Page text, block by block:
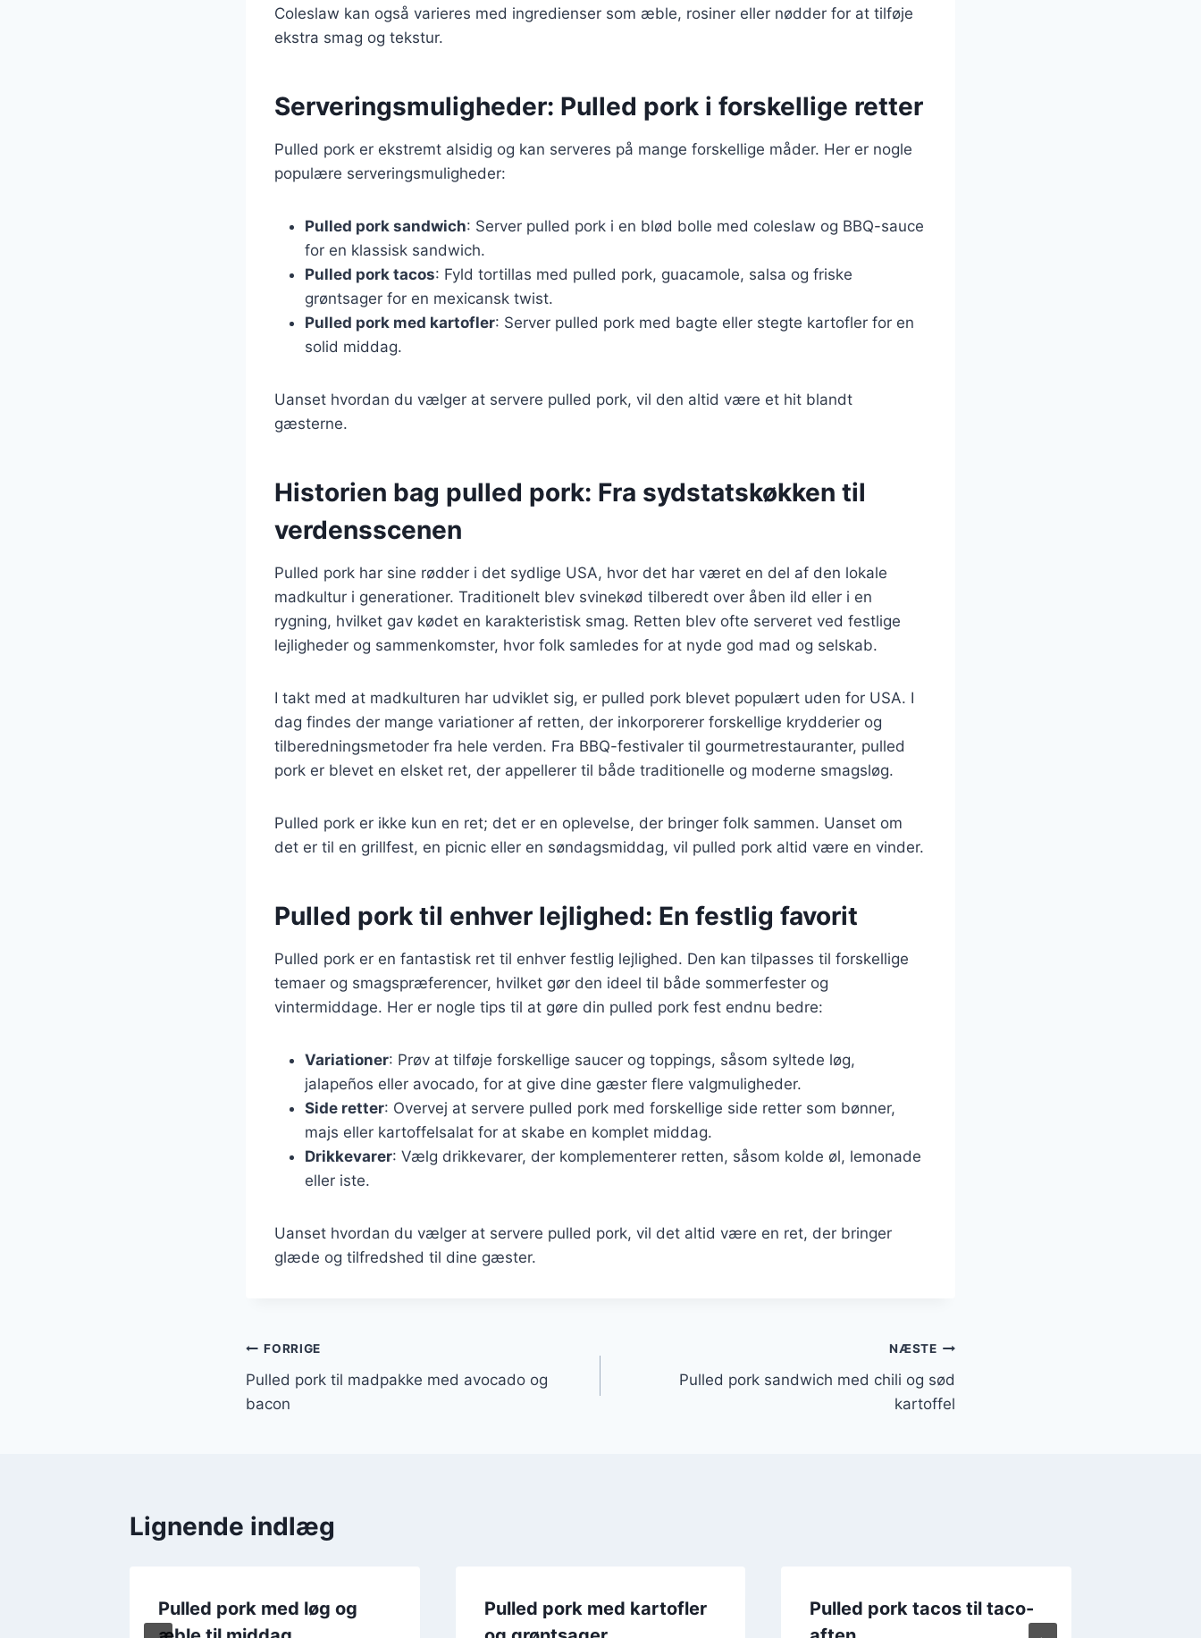
Coleslaw kan også varieres med ingredienser som æble, rosiner eller nødder for at tilføje
ekstra smag og tekstur.
Serveringsmuligheder: Pulled pork i forskellige retter
Pulled pork er ekstremt alsidig og kan serveres på mange forskellige måder. Her er nogle
populære serveringsmuligheder:
Pulled pork sandwich: Server pulled pork i en blød bolle med coleslaw og BBQ-sauce
for en klassisk sandwich.
Pulled pork tacos: Fyld tortillas med pulled pork, guacamole, salsa og friske
grøntsager for en mexicansk twist.
Pulled pork med kartofler: Server pulled pork med bagte eller stegte kartofler for en
solid middag.
Uanset hvordan du vælger at servere pulled pork, vil den altid være et hit blandt
gæsterne.
Historien bag pulled pork: Fra sydstatskøkken til
verdensscenen
Pulled pork har sine rødder i det sydlige USA, hvor det har været en del af den lokale
madkultur i generationer. Traditionelt blev svinekød tilberedt over åben ild eller i en
rygning, hvilket gav kødet en karakteristisk smag. Retten blev ofte serveret ved festlige
lejligheder og sammenkomster, hvor folk samledes for at nyde god mad og selskab.
I takt med at madkulturen har udviklet sig, er pulled pork blevet populært uden for USA. I
dag findes der mange variationer af retten, der inkorporerer forskellige krydderier og
tilberedningsmetoder fra hele verden. Fra BBQ-festivaler til gourmetrestauranter, pulled
pork er blevet en elsket ret, der appellerer til både traditionelle og moderne smagsløg.
Pulled pork er ikke kun en ret; det er en oplevelse, der bringer folk sammen. Uanset om
det er til en grillfest, en picnic eller en søndagsmiddag, vil pulled pork altid være en vinder.
Pulled pork til enhver lejlighed: En festlig favorit
Pulled pork er en fantastisk ret til enhver festlig lejlighed. Den kan tilpasses til forskellige
temaer og smagspræferencer, hvilket gør den ideel til både sommerfester og
vintermiddage. Her er nogle tips til at gøre din pulled pork fest endnu bedre:
Variationer: Prøv at tilføje forskellige saucer og toppings, såsom syltede løg,
jalapeños eller avocado, for at give dine gæster flere valgmuligheder.
Side retter: Overvej at servere pulled pork med forskellige side retter som bønner,
majs eller kartoffelsalat for at skabe en komplet middag.
Drikkevarer: Vælg drikkevarer, der komplementerer retten, såsom kolde øl, lemonade
eller iste.
Uanset hvordan du vælger at servere pulled pork, vil det altid være en ret, der bringer
glæde og tilfredshed til dine gæster.
Indlægsnavigation
FORRIGE
Pulled pork til madpakke med avocado og
bacon
NÆSTE
Pulled pork sandwich med chili og sød
kartoffel
Lignende indlæg
Pulled pork med løg og
Pulled pork med kartofler
Pulled pork tacos til taco-